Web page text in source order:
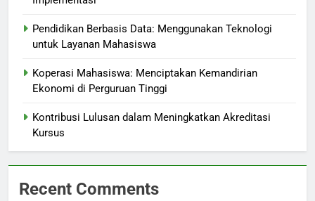
Pendidikan Berbasis Data: Menggunakan Teknologi
untuk Layanan Mahasiswa
Koperasi Mahasiswa: Menciptakan Kemandirian
Ekonomi di Perguruan Tinggi
Kontribusi Lulusan dalam Meningkatkan Akreditasi
Kursus
Recent Comments